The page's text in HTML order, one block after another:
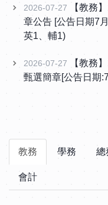
2026-07-27
【教務
章公告 [公告日期7
英1、輔1)
2026-07-27
【教務
甄選簡章[公告日期
教務 學務 總
會計